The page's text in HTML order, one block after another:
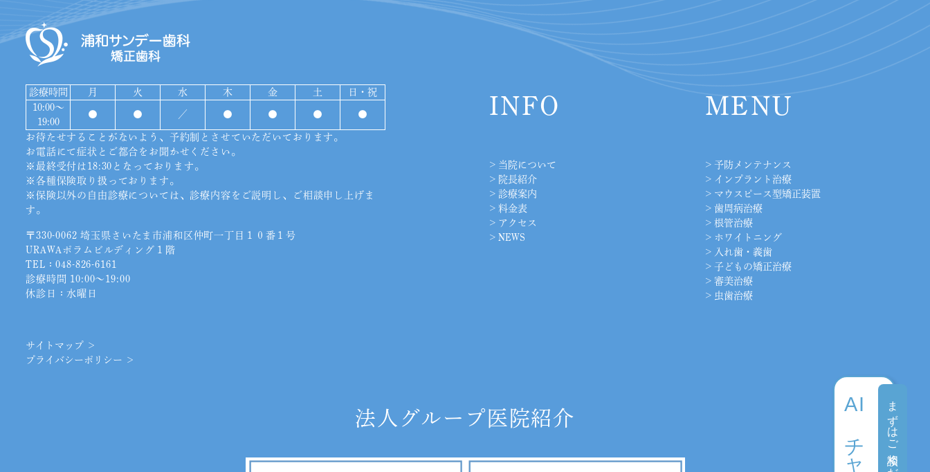
AI まずはご相談ください
診療時間 月 火 水 木 金 土
日・祝
10:00〜
19:00
● ● ／ ● ● ● ●
お待たせすることがないよう、予約制とさせていただいております。
お電話にて症状とご都合をお聞かせください。
※最終受付は18:30となっております。
※各種保険取り扱っております。
※保険以外の自由診療については、診療内容をご説明し、ご相談申し上げま
す。
〒330-0062 埼玉県さいたま市浦和区仲町一丁目１０番１号
URAWAポラムビルディング１階
TEL：048-826-6161
診療時間 10:00〜19:00
休診日：水曜日
INFO
> 当院について
> 院長紹介
> 診療案内
> 料金表
> アクセス
> NEWS
MENU
> 予防メンテナンス
> インプラント治療
> マウスピース型矯正装置
> 歯周病治療
> 根管治療
> ホワイトニング
> 入れ歯・義歯
> 子どもの矯正治療
> 審美治療
> 虫歯治療
サイトマップ ＞
プライバシーポリシー ＞
法人グループ医院紹介